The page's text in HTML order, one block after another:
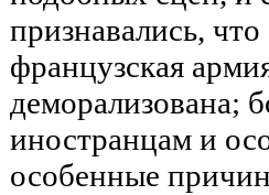
признавались,
французская
деморализована;
иностранцам и
особенные